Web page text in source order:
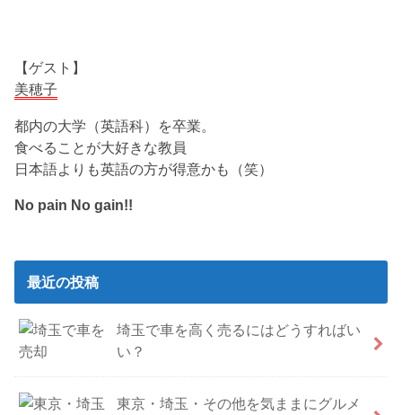
【ゲスト】
美穂子
都内の大学（英語科）を卒業。
食べることが大好きな教員
日本語よりも英語の方が得意かも（笑）
No pain No gain!!
最近の投稿
埼玉で車を高く売るにはどうすればい
い？
東京・埼玉・その他を気ままにグルメ